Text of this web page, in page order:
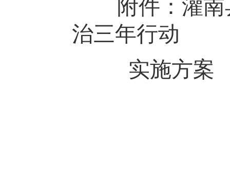
附件：灌南
治三年行动
实施方案